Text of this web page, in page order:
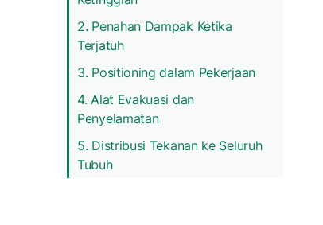
2. Penahan Dampak Ketika
Terjatuh
3. Positioning dalam Pekerjaan
4. Alat Evakuasi dan
Penyelamatan
5. Distribusi Tekanan ke Seluruh
Tubuh